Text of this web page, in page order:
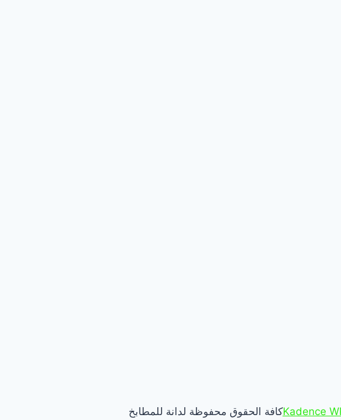
Kadenceكافة الحقوق محفوظة لدانة للمطابخ